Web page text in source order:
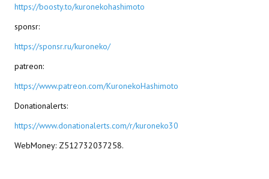
Mass Effect 3
Dragon Age: Origins
Dragon Age 2
Dragon Age: Inquisition
https://boosty.to/kuronekohashimoto
sponsr:
https://sponsr.ru/kuroneko/
patreon:
https://www.patreon.com/KuronekoHashimoto
Donationalerts:
https://www.donationalerts.com/r/kuroneko30
WebMoney: Z512732037258.